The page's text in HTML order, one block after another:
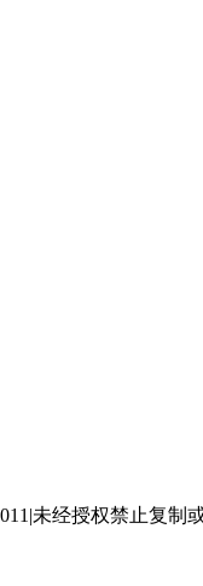
新发展论坛
创新发展论坛
管理全场景创新发展
未经授权禁止复制